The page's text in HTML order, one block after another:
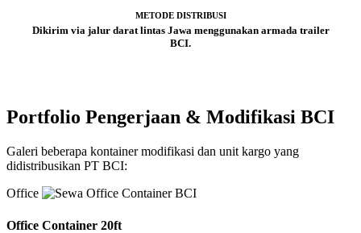
METODE DISTRIBUSI
Dikirim via jalur darat lintas Jawa menggunakan armada trailer
BCI.
Portfolio Pengerjaan & Modifikasi BCI
Galeri beberapa kontainer modifikasi dan unit kargo yang
didistribusikan PT BCI:
Office
Office Container 20ft